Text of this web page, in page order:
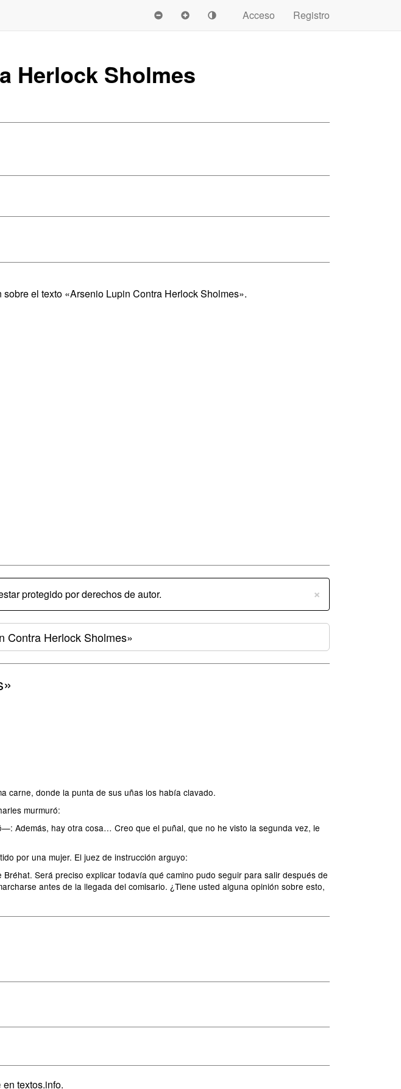
Acceso
Registro
Herlock Sholmes
el texto «Arsenio Lupin Contra Herlock Sholmes».
×
protegido por derechos de autor.
Contra Herlock Sholmes»
carne, donde la punta de sus uñas los había clavado.
murmuró:
Además, hay otra cosa… Creo que el puñal, que no he visto la segunda vez, le
por una mujer. El juez de instrucción arguyo:
Será preciso explicar todavía qué camino pudo seguir para salir después de
antes de la llegada del comisario. ¿Tiene usted alguna opinión sobre esto,
en textos.info.